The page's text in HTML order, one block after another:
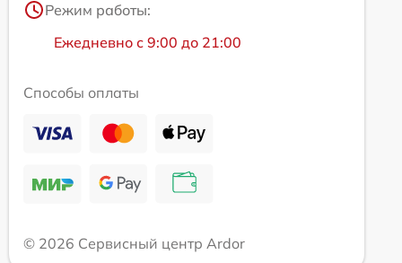
Режим работы:
Ежедневно с 9:00 до 21:00
Способы оплаты
© 2026 Сервисный центр Ardor